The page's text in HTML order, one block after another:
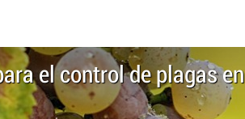
el control de plagas en